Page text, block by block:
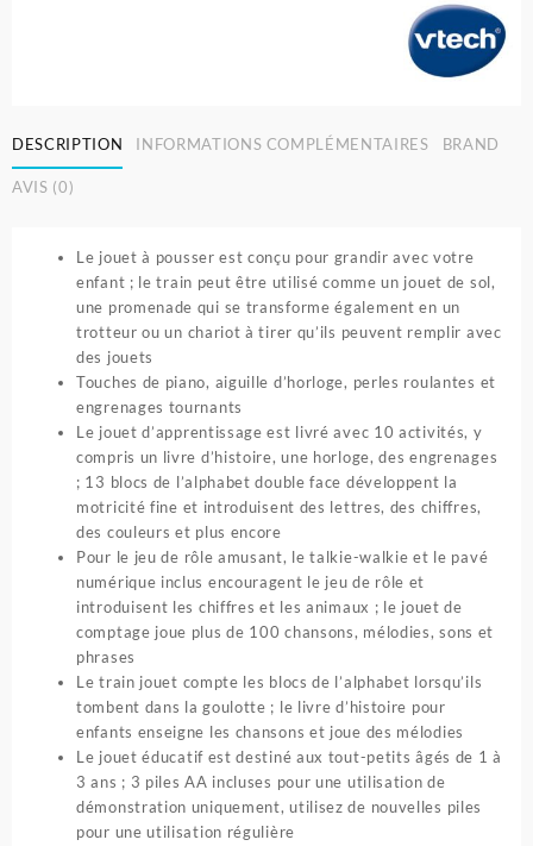
DESCRIPTION INFORMATIONS COMPLÉMENTAIRES BRAND
AVIS (0)
Le jouet à pousser est conçu pour grandir avec votre
enfant ; le train peut être utilisé comme un jouet de sol,
une promenade qui se transforme également en un
trotteur ou un chariot à tirer qu’ils peuvent remplir avec
des jouets
Touches de piano, aiguille d’horloge, perles roulantes et
engrenages tournants
Le jouet d’apprentissage est livré avec 10 activités, y
compris un livre d’histoire, une horloge, des engrenages
; 13 blocs de l’alphabet double face développent la
motricité fine et introduisent des lettres, des chiffres,
des couleurs et plus encore
Pour le jeu de rôle amusant, le talkie-walkie et le pavé
numérique inclus encouragent le jeu de rôle et
introduisent les chiffres et les animaux ; le jouet de
comptage joue plus de 100 chansons, mélodies, sons et
phrases
Le train jouet compte les blocs de l’alphabet lorsqu’ils
tombent dans la goulotte ; le livre d’histoire pour
enfants enseigne les chansons et joue des mélodies
Le jouet éducatif est destiné aux tout-petits âgés de 1 à
3 ans ; 3 piles AA incluses pour une utilisation de
démonstration uniquement, utilisez de nouvelles piles
pour une utilisation régulière